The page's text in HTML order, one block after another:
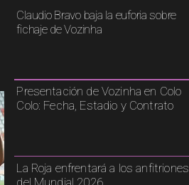
Claudio Bravo baja la euforia sobre
fichaje de Vozinha
Presentación de Vozinha en Colo
Colo: Fecha, Estadio y Contrato
La Roja enfrentará a los anfitriones
del Mundial 2026